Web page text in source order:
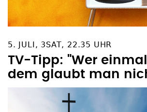
5. JULI, 3SAT, 22.35 UHR
TV-Tipp: "Wer
dem glaubt man